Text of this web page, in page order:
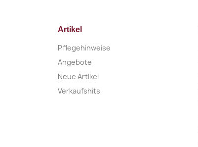
Artikel
Pflegehinweise
Angebote
Neue Artikel
Verkaufshits